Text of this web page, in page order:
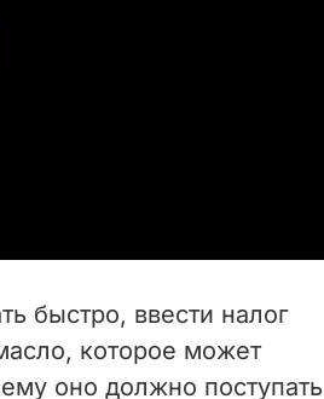
быстро, ввести налог
которое может
оно должно поступать